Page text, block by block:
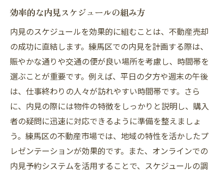
効率的な内見スケジュールの組み方
内見のスケジュールを効果的に組むことは、不動産売却
の成功に直結します。練馬区での内見を計画する際は、
賑やかな通りや交通の便が良い場所を考慮し、時間帯を
選ぶことが重要です。例えば、平日の夕方や週末の午後
は、仕事終わりの人々が訪れやすい時間帯です。さら
に、内見の際には物件の特徴をしっかりと説明し、購入
者の疑問に迅速に対応できるように準備を整えましょ
う。練馬区の不動産市場では、地域の特性を活かしたプ
レゼンテーションが効果的です。また、オンラインでの
内見予約システムを活用することで、スケジュールの調